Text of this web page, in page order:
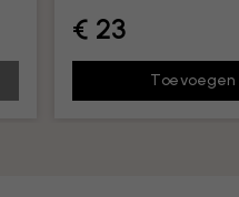
€ 23
Toevoegen